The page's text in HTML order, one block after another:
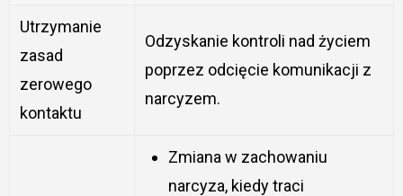
Utrzymanie
zasad
zerowego
kontaktu
Odzyskanie kontroli nad życiem
poprzez odcięcie komunikacji z
narcyzem.
Zmiana w zachowaniu
narcyza, kiedy traci